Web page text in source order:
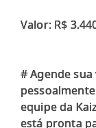
Valor: R$
# Agende
equipe da
está pronta